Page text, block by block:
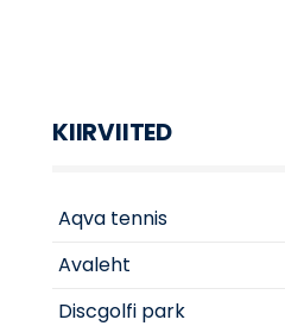
KIIRVIITED
Aqva tennis
Avaleht
Discgolfi park